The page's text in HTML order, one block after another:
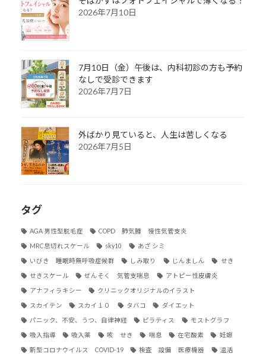
2026年7月10日
7月10日（金）午後は、内科初診の方も予約
なしで受診できます
2026年7月7日
外ばかり見ていると、人生は苦しくなる
2026年7月5日
タグ
AGA 男性型脱毛症 COPD 肺気腫 慢性気管支炎
MRC息切れスケール sky10 あざ シミ
いびき 睡眠時無呼吸症候群 しみ取り じんましん せき
せきスケール ぜんそく 気管支喘息 アトピー性皮膚炎
アナフィラキシー クリニックオリジナルのイラスト
スカイテン スカイ１０ タバコ ダイエット
パニック、不安、うつ、自律神経 ピラティス モストグラフ
吸入指導 吸入薬 咳 せき 喘息 在宅酸素 妊娠
新型コロナウイルス COVID-19 検査 設備 医療機器 温活